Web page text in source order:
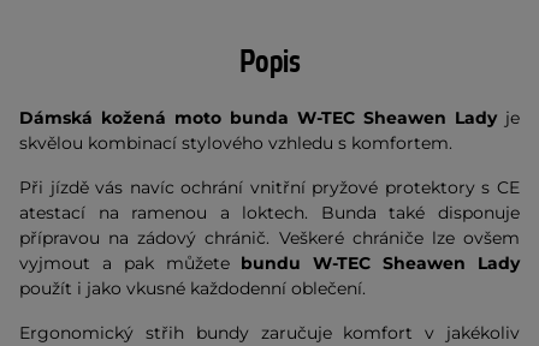
Popis
Dámská kožená moto bunda W-TEC Sheawen Lady je
skvělou kombinací stylového vzhledu s komfortem.
Při jízdě vás navíc ochrání vnitřní pryžové protektory s CE
atestací na ramenou a loktech. Bunda také disponuje
přípravou na zádový chránič. Veškeré chrániče lze ovšem
vyjmout a pak můžete bundu W-TEC Sheawen Lady
použít i jako vkusné každodenní oblečení.
Ergonomický střih bundy zaručuje komfort v jakékoliv